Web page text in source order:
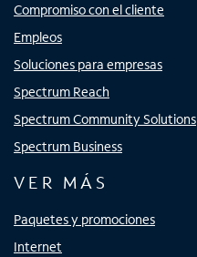
Compromiso con el cliente
Empleos
Soluciones para empresas
Spectrum Reach
Spectrum Community Solutions
Spectrum Business
VER MÁS
Paquetes y promociones
Internet